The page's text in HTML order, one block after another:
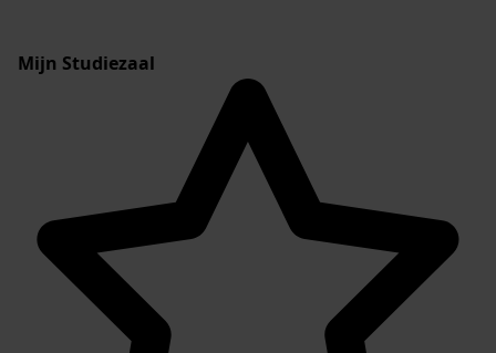
Mijn Studiezaal